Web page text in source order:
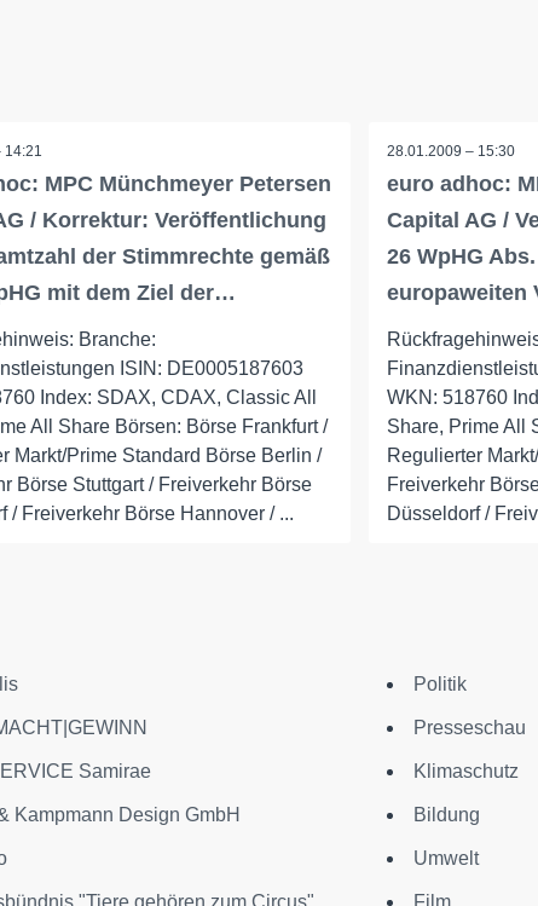
14:21
MPC Münchmeyer Petersen
/ Korrektur: Veröffentlichung
der Stimmrechte gemäß
mit dem Ziel der…
Branche:
ISIN: DE0005187603
Index: SDAX, CDAX, Classic All
All Share Börsen: Börse Frankfurt /
Markt/Prime Standard Börse Berlin /
Börse Stuttgart / Freiverkehr Börse
/ Freiverkehr Börse Hannover / ...
28.01.2009 – 15:30
euro adhoc:
Capital AG /
26 WpHG
europaweiten
WKN: 518760
Share, Prime All
Regulierter
Freiverkehr
Düsseldorf /
Samirae
Kampmann Design GmbH
"Tiere gehören zum Circus"
Politik
Presseschau
Klimaschutz
Bildung
Umwelt
Film